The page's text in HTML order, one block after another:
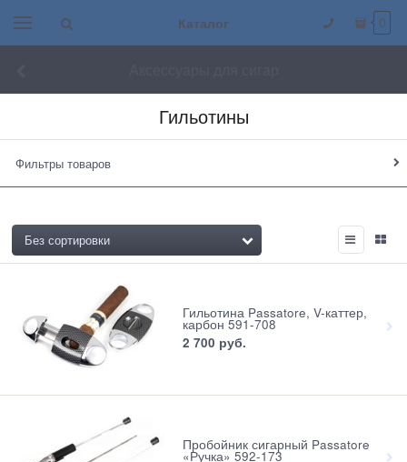
Каталог 0
Гильотины
Фильтры товаров
Гильотина Passatore, V-каттер,
карбон 591-708
2 700 руб.
Пробойник сигарный Passatore
«Ручка» 592-173